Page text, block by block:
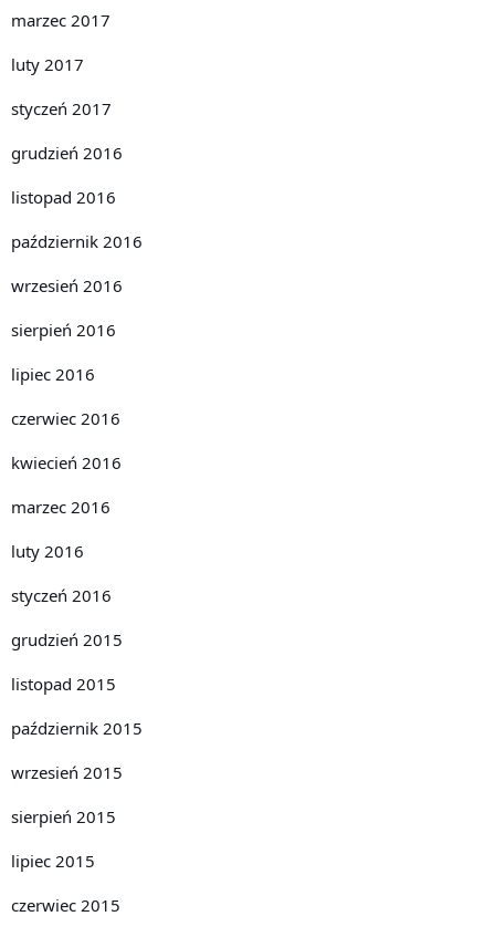
marzec 2017
luty 2017
styczeń 2017
grudzień 2016
listopad 2016
październik 2016
wrzesień 2016
sierpień 2016
lipiec 2016
czerwiec 2016
kwiecień 2016
marzec 2016
luty 2016
styczeń 2016
grudzień 2015
listopad 2015
październik 2015
wrzesień 2015
sierpień 2015
lipiec 2015
czerwiec 2015